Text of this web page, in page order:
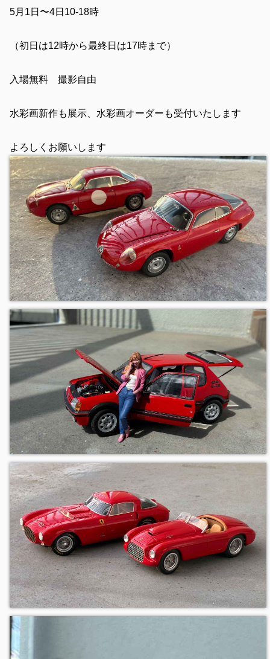
5月1日〜4日10-18時
（初日は12時から最終日は17時まで）
入場無料 撮影自由
水彩画新作も展示、水彩画オーダーも受付いたします
よろしくお願いします